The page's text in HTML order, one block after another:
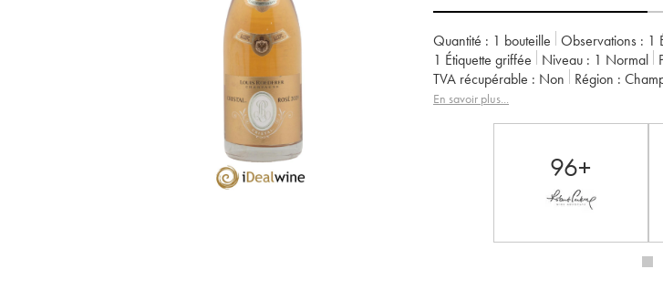
Quantité : 1 bouteille Observations : 1
1 Étiquette griffée
Niveau : 1 Normal
TVA récupérable :
non Région :
Propriétaire :
En savoir plus...
96+